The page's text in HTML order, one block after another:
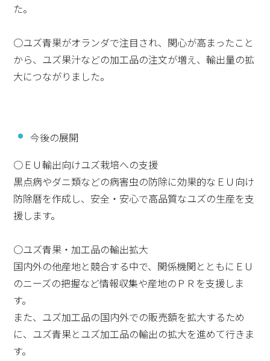
た。
○ユズ青果がオランダで注目され、関心が高まったこと
から、ユズ果汁などの加工品の注文が増え、輸出量の拡
大につながりました。
今後の展開
○ＥＵ輸出向けユズ栽培への支援
黒点病やダニ類などの病害虫の防除に効果的なＥＵ向け
防除暦を作成し、安全・安心で高品質なユズの生産を支
援します。
○ユズ青果・加工品の輸出拡大
国内外の他産地と競合する中で、関係機関とともにＥＵ
のニーズの把握など情報収集や産地のＰＲを支援しま
す。
また、ユズ加工品の国内外での販売額を拡大するため
に、ユズ青果とユズ加工品の輸出の拡大を進めて行きま
す。